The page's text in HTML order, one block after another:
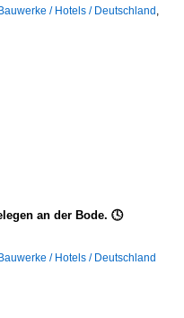
Bauwerke / Hotels / Deutschland ,
an der Bode. 🕓
Bauwerke / Hotels / Deutschland